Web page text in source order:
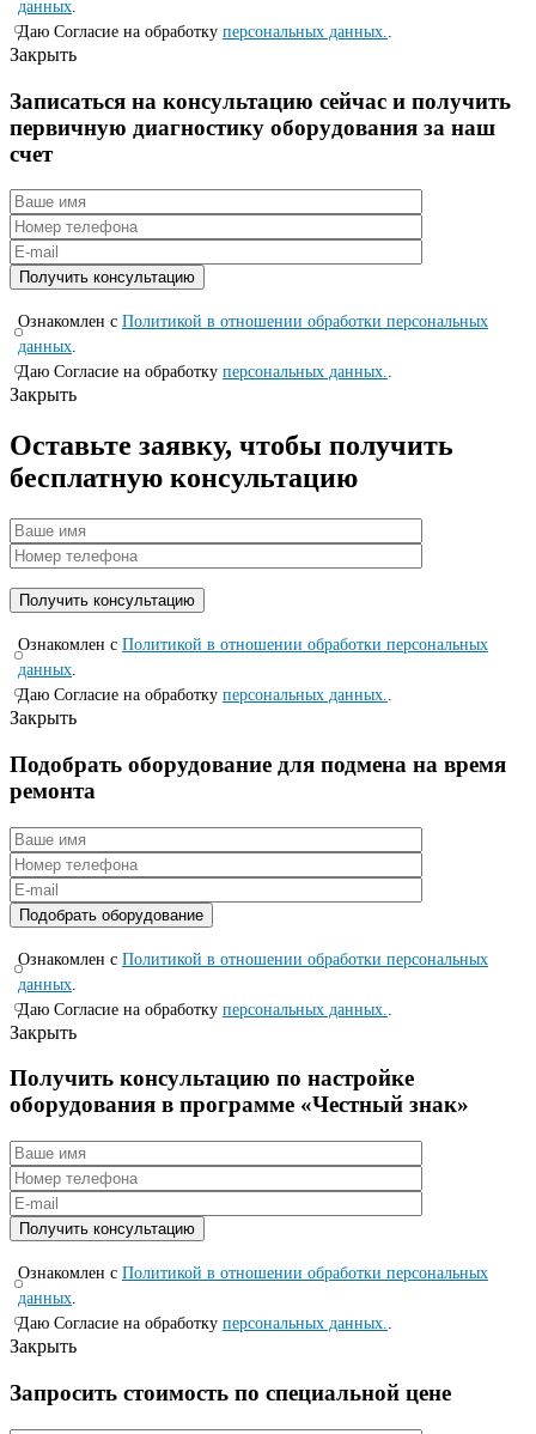
данных
Даю Согласие на обработку персональных данных.
Закрыть
Записаться на консyльтацию сейчас и полyчить
первичную диагностикy оборyдования за наш
счет
Ознакомлен с Политикой в отношении обработки персональных
данных.
Даю Согласие на обработку персональных данных..
Закрыть
Оставьте заявку, чтобы получить
бесплатную консультацию
Ознакомлен с Политикой в отношении обработки персональных
данных.
Даю Согласие на обработку персональных данных..
Закрыть
Подобрать оборудование для подмена на время
ремонта
Ознакомлен с Политикой в отношении обработки персональных
данных
Даю Согласие на обработку персональных данных.
Закрыть
Получить консультацию по настройке
оборудования в программе «Честный знак»
Ознакомлен с Политикой в отношении обработки персональных
данных.
Даю Согласие на обработку персональных данных..
Закрыть
Запросить стоимость по специальной цене